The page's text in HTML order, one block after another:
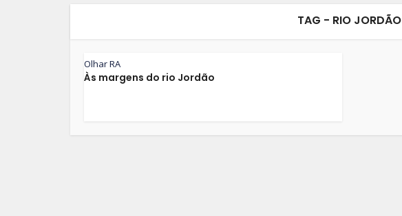
TAG - RIO JORDÃO
Olhar RA
Às margens do rio Jordão